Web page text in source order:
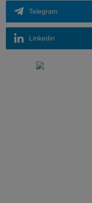
Telegram
Linkedin